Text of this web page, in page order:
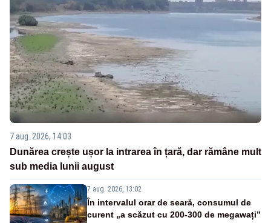
7 aug. 2026, 14:03
Dunărea crește ușor la intrarea în țară, dar rămâne mult
sub media lunii august
7 aug. 2026, 13:02
În intervalul orar de seară, consumul de
curent „a scăzut cu 200-300 de megawați”